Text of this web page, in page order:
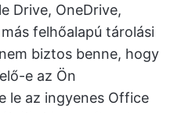
Drive, OneDrive,
felhőalapú tárolási
biztos benne, hogy
e az Ön
le az ingyenes Office